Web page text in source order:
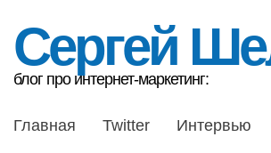
Сергей
блог про интернет-маркетинг:
Главная Twitter Интервью